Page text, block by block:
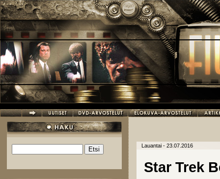
Hyppää pääsisältöön
Hakulomake
Lauantai - 23.07.2016
Star Trek